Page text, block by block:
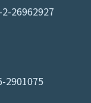
26962927
2901075